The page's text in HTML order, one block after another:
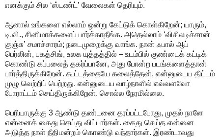
எனக்கும் சில ‘ஸ்டண்ட்’ வேலைகள் தெரியும்.
ஆனால் உங்களை எல்லாம் ஒன்று கேட்டுக் கொள்கிறேன்; யாரும்,
டி.வி., சினிமாக்களைப் பார்க்காதீங்க. அதெல்லாம் ‘விசிலடிச்சான்
குஞ்சு’ சமாச்சாரம்; நடைமுறைக்கு வாங்க. நான் ஃபால் ஆப்
பெர்லின், பகத்சிங், உலக யுத்தத்தில் – உடம்பில் குண்டைக் கட்டிக்
கொண்டு கப்பலைத் தகர்ப்பானே, அது போன்ற படங்களைத்தான்
பார்த்திருக்கிறேன். கூட்டத்தையே கலைத்தேன். என்னுடைய திட்டம்
முழு வெற்றிப் பெற்றது. என்னுடைய வாழ்நாளில் எவ்வளவோ
போராட்டம் செய்திருக்கிறேன். சொல்ல நேரமில்லை.
பெரியாருக்கு 3 ஆண்டு தண்டனை தரப்பட்டபோது, முதல் நாளே
என்னைக் கைது செய்து விட்டார்கள். கைது செய்த என்னை
அடுத்த நாள் நீதிமன்றம் கொண்டு வந்தார்கள். இரண்டாவது